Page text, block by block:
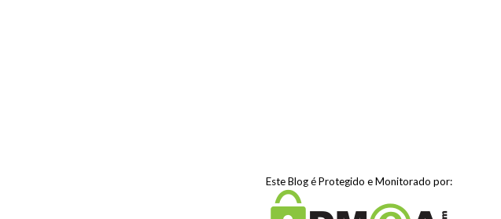
Este Blog é Protegido e Monitorado por: